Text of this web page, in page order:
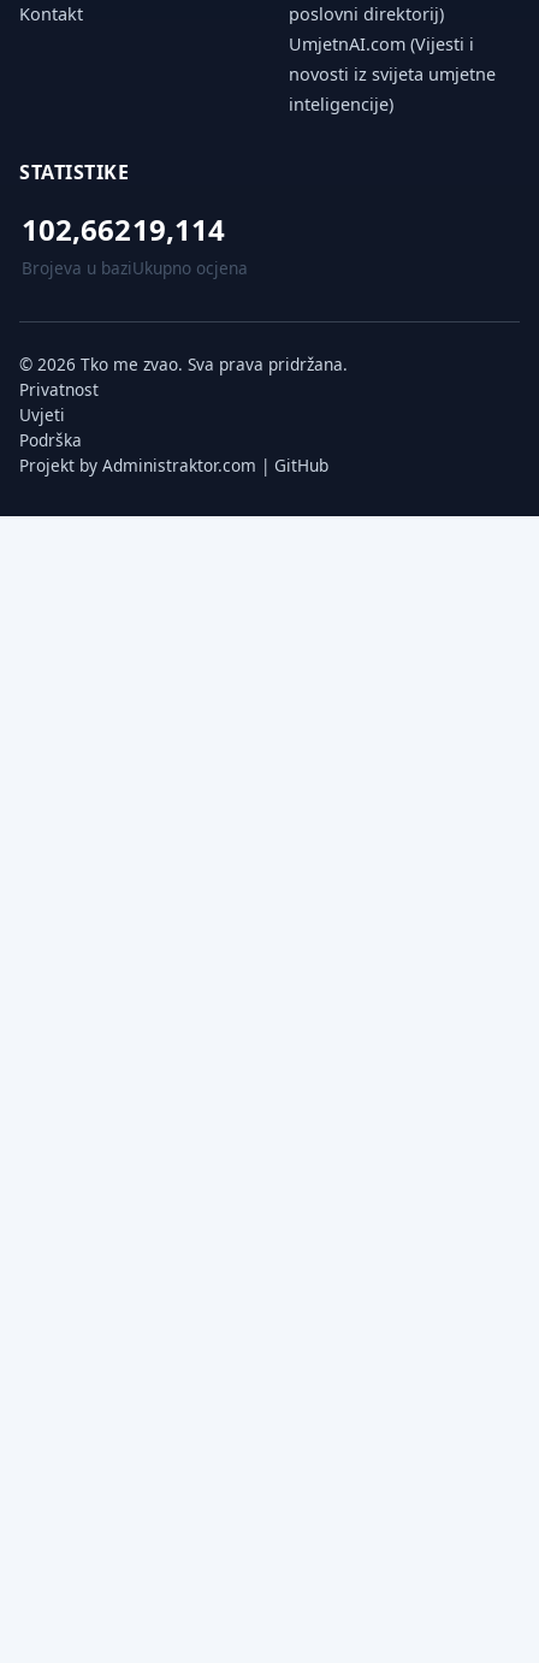
Kontakt
poslovni direktorij)
UmjetnAI.com (Vijesti i
novosti iz svijeta umjetne
inteligencije)
STATISTIKE
102,662
Brojeva u bazi
19,114
Ukupno ocjena
© 2026 Tko me zvao. Sva prava pridržana.
Privatnost
Uvjeti
Podrška
Projekt by Administraktor.com | GitHub